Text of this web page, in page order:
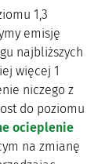
1,3
emisję
najbliższych
więcej 1
niczego z
do poziomu
ocieplenie
na zmianę